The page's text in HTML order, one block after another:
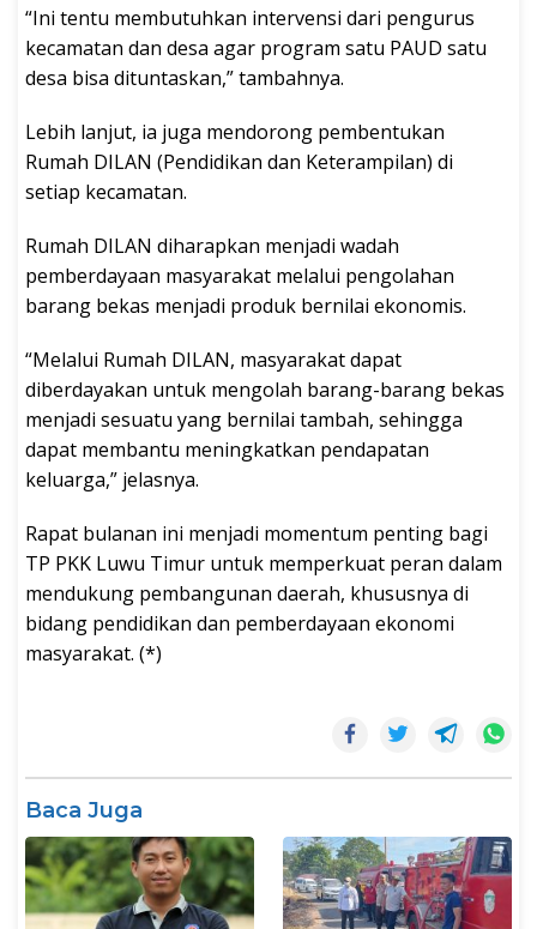
“Ini tentu membutuhkan intervensi dari pengurus
kecamatan dan desa agar program satu PAUD satu
desa bisa dituntaskan,” tambahnya.
Lebih lanjut, ia juga mendorong pembentukan
Rumah DILAN (Pendidikan dan Keterampilan) di
setiap kecamatan.
Rumah DILAN diharapkan menjadi wadah
pemberdayaan masyarakat melalui pengolahan
barang bekas menjadi produk bernilai ekonomis.
“Melalui Rumah DILAN, masyarakat dapat
diberdayakan untuk mengolah barang-barang bekas
menjadi sesuatu yang bernilai tambah, sehingga
dapat membantu meningkatkan pendapatan
keluarga,” jelasnya.
Rapat bulanan ini menjadi momentum penting bagi
TP PKK Luwu Timur untuk memperkuat peran dalam
mendukung pembangunan daerah, khususnya di
bidang pendidikan dan pemberdayaan ekonomi
masyarakat. (*)
Baca Juga